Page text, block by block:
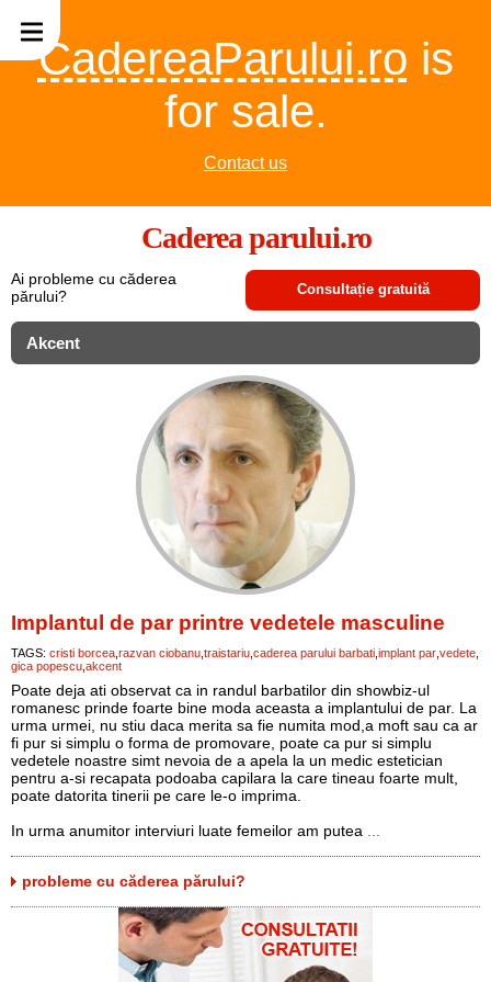
CadereaParului.ro is
for sale.
Contact us
Caderea parului.ro
Ai probleme cu căderea
părului?
Consultație gratuită
Akcent
Implantul de par printre vedetele masculine
TAGS: cristi borcea razvan ciobanu traistariu caderea parului barbati implant par vedete
gica popescu akcent
Poate deja ati observat ca in randul barbatilor din showbiz-ul
romanesc prinde foarte bine moda aceasta a implantului de par. La
urma urmei, nu stiu daca merita sa fie numita mod,a moft sau ca ar
fi pur si simplu o forma de promovare, poate ca pur si simplu
vedetele noastre simt nevoia de a apela la un medic estetician
pentru a-si recapata podoaba capilara la care tineau foarte mult,
poate datorita tinerii pe care le-o imprima.
In urma anumitor interviuri luate femeilor am putea
probleme cu căderea părului?